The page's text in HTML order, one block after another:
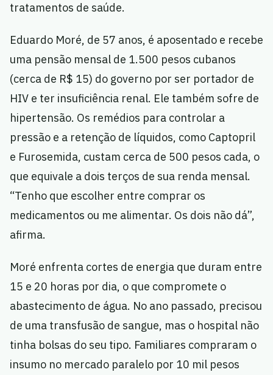
tratamentos de saúde.
Eduardo Moré, de 57 anos, é aposentado e recebe
uma pensão mensal de 1.500 pesos cubanos
(cerca de R$ 15) do governo por ser portador de
HIV e ter insuficiência renal. Ele também sofre de
hipertensão. Os remédios para controlar a
pressão e a retenção de líquidos, como Captopril
e Furosemida, custam cerca de 500 pesos cada, o
que equivale a dois terços de sua renda mensal.
“Tenho que escolher entre comprar os
medicamentos ou me alimentar. Os dois não dá”,
afirma.
Moré enfrenta cortes de energia que duram entre
15 e 20 horas por dia, o que compromete o
abastecimento de água. No ano passado, precisou
de uma transfusão de sangue, mas o hospital não
tinha bolsas do seu tipo. Familiares compraram o
insumo no mercado paralelo por 10 mil pesos